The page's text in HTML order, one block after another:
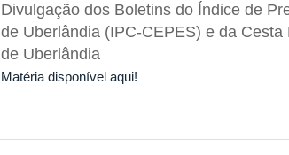
Divulgação dos Boletins do Índice de
de Uberlândia (IPC-CEPES) e da Cesta
de Uberlândia
Matéria disponível aqui!